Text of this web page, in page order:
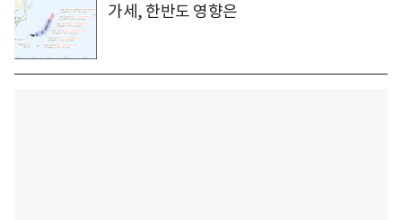
가세, 한반도 영향은